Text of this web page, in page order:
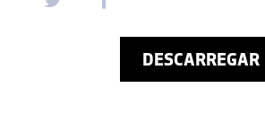
DESCARREGAR